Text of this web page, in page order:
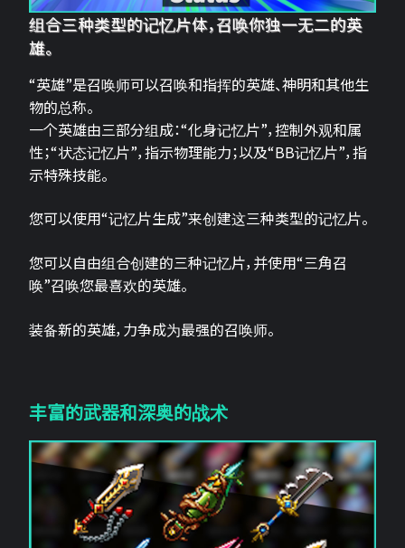
组合三种类型的记忆片体，召唤你独一无二的英
雄。
“英雄”是召唤师可以召唤和指挥的英雄、神明和其他生
物的总称。
一个英雄由三部分组成：“化身记忆片”，控制外观和属
性；“状态记忆片”，指示物理能力；以及“BB记忆片”，指
示特殊技能。
您可以使用“记忆片生成”来创建这三种类型的记忆片。
您可以自由组合创建的三种记忆片，并使用“三角召
唤”召唤您最喜欢的英雄。
装备新的英雄，力争成为最强的召唤师。
丰富的武器和深奥的战术